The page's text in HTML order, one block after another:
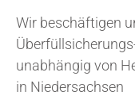
Wir beschäftigen
unabhängig von
in Niedersachsen